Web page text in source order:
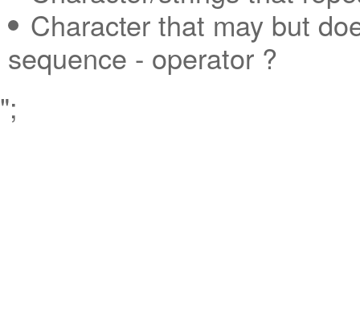
Character that may but
sequence - operator ?
";